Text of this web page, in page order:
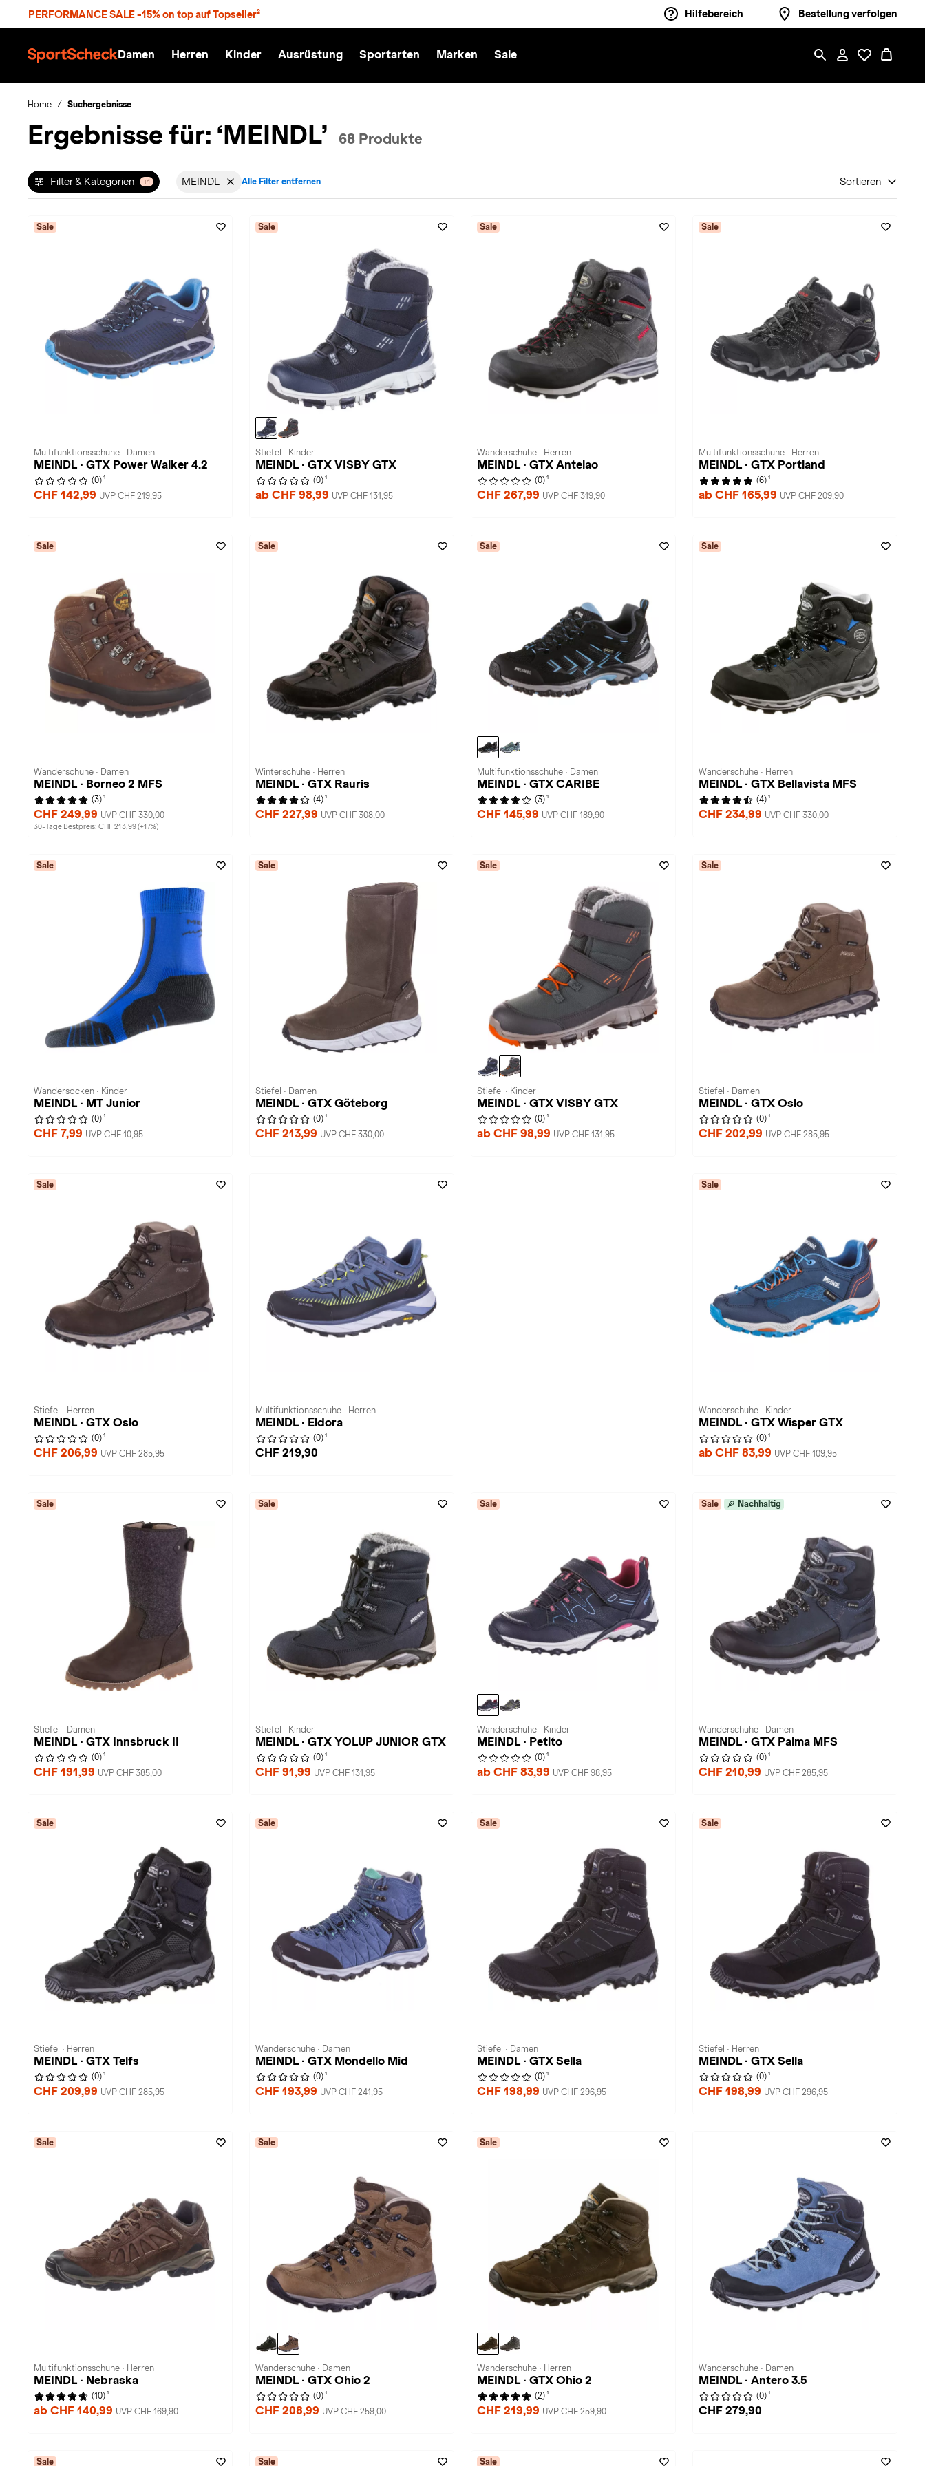
PERFORMANCE SALE -15% on top auf Topseller² Hilfebereich Bestellung verfolgen
S
c
k
Damen Herren Kinder Ausrüstung Sportarten Marken Sale
Home Suchergebnisse
Ergebnisse für: ‘MEINDL’ 68 Produkte
Filter & Kategorien +1 MEINDLFilter aktiv für Marke: MEINDL entfernen
Alle Filter entfernen Sortieren
Sale
Multifunktionsschuhe · Damen
MEINDL · GTX Power Walker 4.2
(0) 1
CHF 142,99 UVP CHF 219,95
Sale
Stiefel · Kinder
MEINDL · GTX VISBY GTX
(0) 1
ab CHF 98,99 UVP CHF 131,95
Sale
Wanderschuhe · Herren
MEINDL · GTX Antelao
(0) 1
CHF 267,99 UVP CHF 319,90
Sale
Multifunktionsschuhe · Herren
MEINDL · GTX Portland
(6) 1
ab CHF 165,99 UVP CHF 209,90
Sale
Wanderschuhe · Damen
MEINDL · Borneo 2 MFS
(3) 1
CHF 249,99 UVP CHF 330,00
30-Tage Bestpreis: CHF 213,99 (+17%)
Sale
Winterschuhe · Herren
MEINDL · GTX Rauris
(4) 1
CHF 227,99 UVP CHF 308,00
Sale
Multifunktionsschuhe · Damen
MEINDL · GTX CARIBE
(3) 1
CHF 145,99 UVP CHF 189,90
Sale
Wanderschuhe · Herren
MEINDL · GTX Bellavista MFS
(4) 1
CHF 234,99 UVP CHF 330,00
Sale
Wandersocken · Kinder
MEINDL · MT Junior
(0) 1
CHF 7,99 UVP CHF 10,95
Sale
Stiefel · Damen
MEINDL · GTX Göteborg
(0) 1
CHF 213,99 UVP CHF 330,00
Sale
Stiefel · Kinder
MEINDL · GTX VISBY GTX
(0) 1
ab CHF 98,99 UVP CHF 131,95
Sale
Stiefel · Damen
MEINDL · GTX Oslo
(0) 1
CHF 202,99 UVP CHF 285,95
Sale
Stiefel · Herren
MEINDL · GTX Oslo
(0) 1
CHF 206,99 UVP CHF 285,95
Multifunktionsschuhe · Herren
MEINDL · Eldora
(0) 1
CHF 219,90
Sale
Wanderschuhe · Kinder
MEINDL · GTX Wisper GTX
(0) 1
ab CHF 83,99 UVP CHF 109,95
Sale
Stiefel · Damen
MEINDL · GTX Innsbruck II
(0) 1
CHF 191,99 UVP CHF 385,00
Sale
Stiefel · Kinder
MEINDL · GTX YOLUP JUNIOR GTX
(0) 1
CHF 91,99 UVP CHF 131,95
Sale
Wanderschuhe · Kinder
MEINDL · Petito
(0) 1
ab CHF 83,99 UVP CHF 98,95
Sale Nachhaltig
Wanderschuhe · Damen
MEINDL · GTX Palma MFS
(0) 1
CHF 210,99 UVP CHF 285,95
Sale
Stiefel · Herren
MEINDL · GTX Telfs
(0) 1
CHF 209,99 UVP CHF 285,95
Sale
Wanderschuhe · Damen
MEINDL · GTX Mondello Mid
(0) 1
CHF 193,99 UVP CHF 241,95
Sale
Stiefel · Damen
MEINDL · GTX Sella
(0) 1
CHF 198,99 UVP CHF 296,95
Sale
Stiefel · Herren
MEINDL · GTX Sella
(0) 1
CHF 198,99 UVP CHF 296,95
Sale
Multifunktionsschuhe · Herren
MEINDL · Nebraska
(10) 1
ab CHF 140,99 UVP CHF 169,90
Sale
Wanderschuhe · Damen
MEINDL · GTX Ohio 2
(0) 1
CHF 208,99 UVP CHF 259,00
Sale
Wanderschuhe · Herren
MEINDL · GTX Ohio 2
(2) 1
CHF 219,99 UVP CHF 259,90
Wanderschuhe · Damen
MEINDL · Antero 3.5
(0) 1
CHF 279,90
Sale Sale Sale